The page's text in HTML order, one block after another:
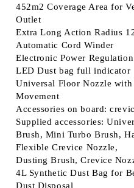
452m2 Coverage Area for
Outlet
Extra Long Action Radius
Automatic Cord Winder
Electronic Power
LED Dust bag full indicator
Universal Floor Nozzle
Movement
Accessories on board:
Supplied accessories:
Brush, Mini Turbo Brush,
Flexible Crevice Nozzle,
Dusting Brush, Crevice
4L Synthetic Dust Bag for
Dust Disposal